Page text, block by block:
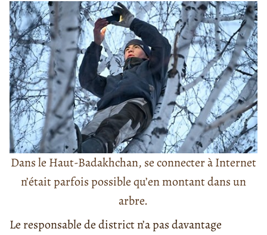
Dans le Haut-Badakhchan, se connecter à Internet
n’était parfois possible qu’en montant dans un
arbre.
Le responsable de district n’a pas davantage